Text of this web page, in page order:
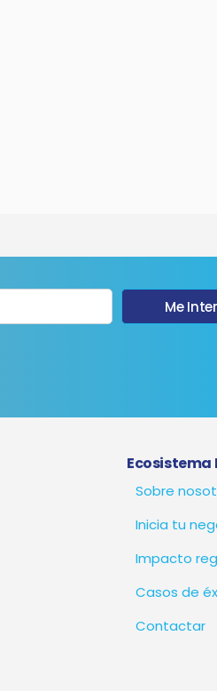
Me
Sobre
Inicia tu
Impacto
Casos de
Contactar